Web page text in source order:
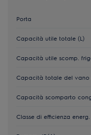
Porta
Capacità utile totale (L)
Capacità utile scomp.
Capacità totale del vano
Capacità scomparto
Classe di efficienza